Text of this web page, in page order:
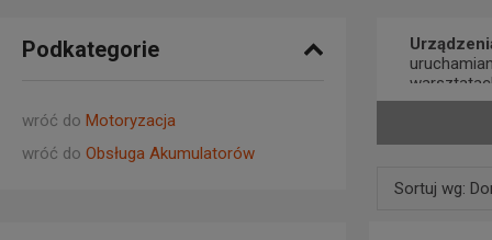
Podkategorie
wróć do Motoryzacja
wróć do Obsługa Akumulatorów
Sortuj wg: